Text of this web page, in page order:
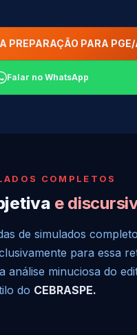
PREPARAÇÃO PARA
Falar no WhatsApp
COMPLETOS
e
de simulados
para essa
análise minuciosa do
do CEBRASPE.